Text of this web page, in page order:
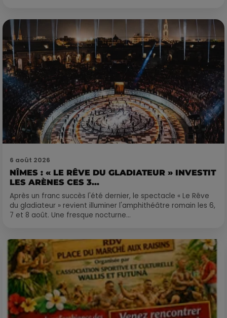
6 août 2026
NÎMES : « LE RÊVE DU GLADIATEUR » INVESTIT
LES ARÈNES CES 3...
Après un franc succès l'été dernier, le spectacle « Le Rêve
du gladiateur » revient illuminer l'amphithéâtre romain les 6,
7 et 8 août. Une fresque nocturne...